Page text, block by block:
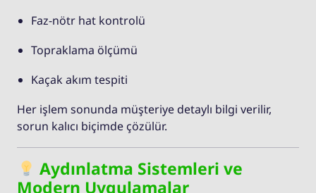
Faz-nötr hat kontrolü
Topraklama ölçümü
Kaçak akım tespiti
Her işlem sonunda müşteriye detaylı bilgi verilir,
sorun kalıcı biçimde çözülür.
Aydınlatma Sistemleri ve
Modern Uygulamalar